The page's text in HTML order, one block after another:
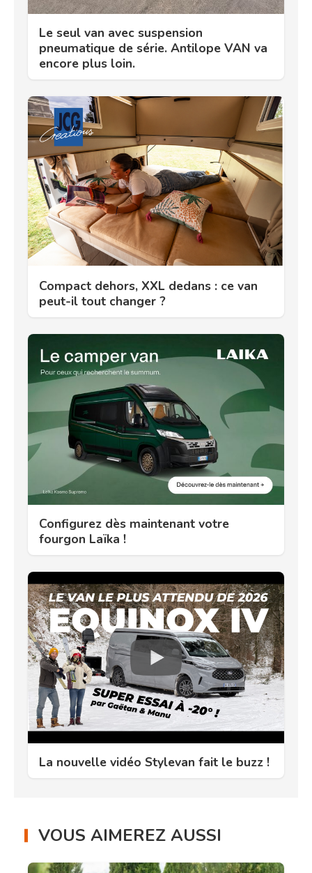
Le seul van avec suspension
pneumatique de série. Antilope VAN va
encore plus loin.
Compact dehors, XXL dedans : ce van
peut-il tout changer ?
Configurez dès maintenant votre
fourgon Laïka !
La nouvelle vidéo Stylevan fait le buzz !
VOUS AIMEREZ AUSSI